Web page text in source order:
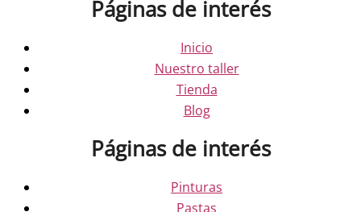
Páginas de interés
Inicio
Nuestro taller
Tienda
Blog
Páginas de interés
Pinturas
Pastas